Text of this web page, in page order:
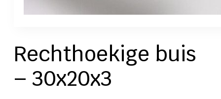
Rechthoekige buis
– 30x20x3